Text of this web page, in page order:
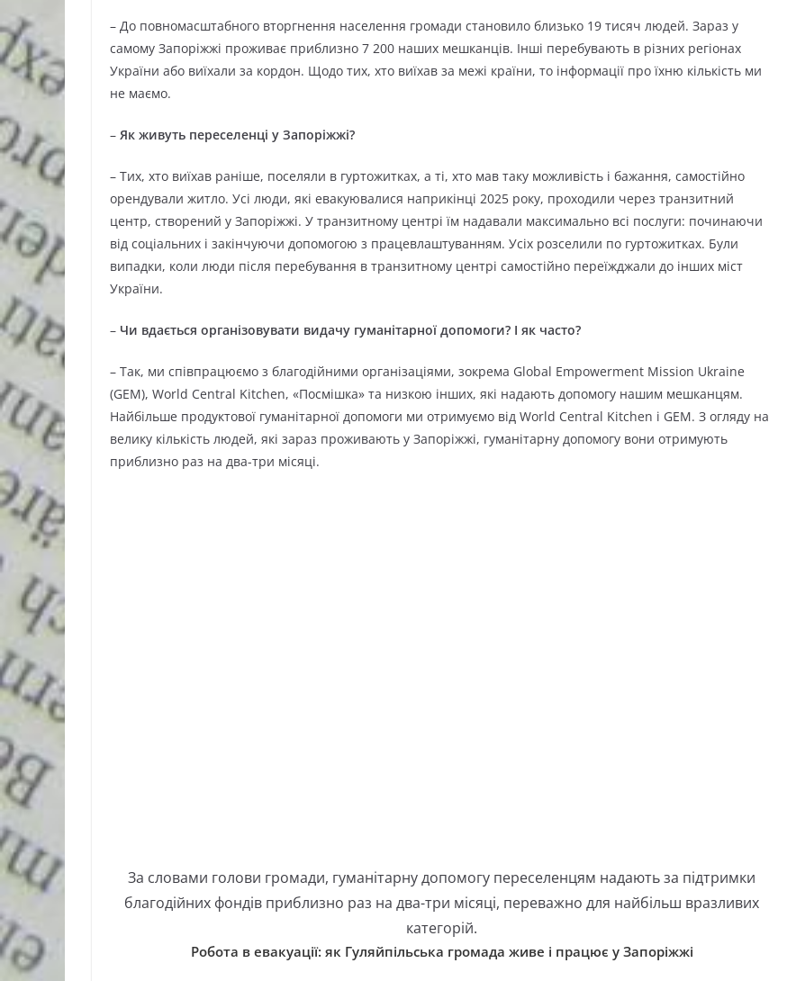
– До повномасштабного вторгнення населення громади становило близько 19 тисяч людей. Зараз у
самому Запоріжжі проживає приблизно 7 200 наших мешканців. Інші перебувають в різних регіонах
України або виїхали за кордон. Щодо тих, хто виїхав за межі країни, то інформації про їхню кількість ми
не маємо.
– Як живуть переселенці у Запоріжжі?
– Тих, хто виїхав раніше, поселяли в гуртожитках, а ті, хто мав таку можливість і бажання, самостійно
орендували житло. Усі люди, які евакуювалися наприкінці 2025 року, проходили через транзитний
центр, створений у Запоріжжі. У транзитному центрі їм надавали максимально всі послуги: починаючи
від соціальних і закінчуючи допомогою з працевлаштуванням. Усіх розселили по гуртожитках. Були
випадки, коли люди після перебування в транзитному центрі самостійно переїжджали до інших міст
України.
– Чи вдається організовувати видачу гуманітарної допомоги? І як часто?
– Так, ми співпрацюємо з благодійними організаціями, зокрема Global Empowerment Mission Ukraine
(GEM), World Central Kitchen, «Посмішка» та низкою інших, які надають допомогу нашим мешканцям.
Найбільше продуктової гуманітарної допомоги ми отримуємо від World Central Kitchen і GEM. З огляду на
велику кількість людей, які зараз проживають у Запоріжжі, гуманітарну допомогу вони отримують
приблизно раз на два-три місяці.
За словами голови громади, гуманітарну допомогу переселенцям надають за підтримки
благодійних фондів приблизно раз на два-три місяці, переважно для найбільш вразливих
категорій.
Робота в евакуації: як Гуляйпільська громада живе і працює у Запоріжжі